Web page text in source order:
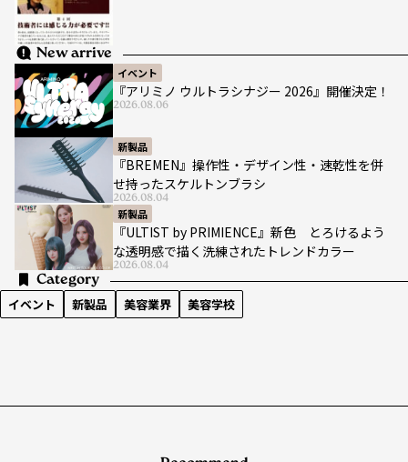
New arrive
イベント
『アリミノ ウルトラシナジー 2026』開催決定！
2026.08.06
新製品
『BREMEN』操作性・デザイン性・速乾性を併
せ持ったスケルトンブラシ
2026.08.04
新製品
『ULTIST by PRIMIENCE』新色 とろけるよう
な透明感で描く洗練されたトレンドカラー
2026.08.04
Category
イベント 新製品 美容業界 美容学校